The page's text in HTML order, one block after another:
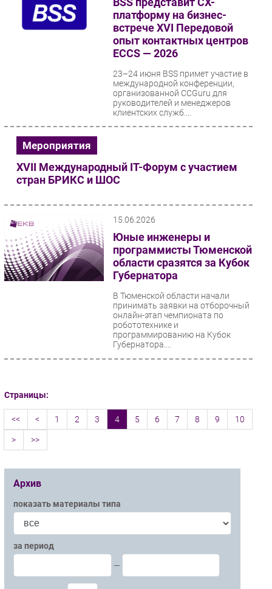
платформу на бизнес-
встрече XVI Передовой
опыт контактных центров
ECCS — 2026
23–24 июня BSS примет участие в
международной конференции,
организованной CCGuru для
руководителей и менеджеров
клиентских служб....
Мероприятия
XVII Международный IT-Форум с участием
стран БРИКС и ШОС
15.06.2026
Юные инженеры и
программисты Тюменской
области сразятся за Кубок
Губернатора
В Тюменской области начали
принимать заявки на отборочный
онлайн-этап чемпионата по
робототехнике и
программированию на Кубок
Губернатора....
Страницы:
<< < 1 2 3 4 5 6 7 8 9 10
> >>
Архив
показать материалы типа
за период
—